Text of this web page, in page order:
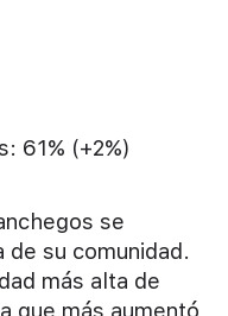
61% (+2%)
se
su comunidad.
más alta de